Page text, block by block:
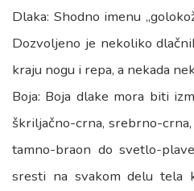
Dlaka: Shodno imenu
Dozvoljeno je nekoliko
kraju nogu i repa, a nekada
Boja: Boja dlake mora biti
škriljačno-crna, srebrno-
tamno-braon do svetlo-
sresti na svakom delu tela